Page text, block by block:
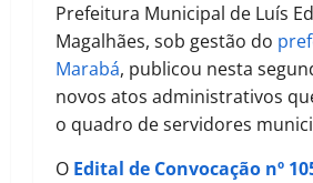
Prefeitura Municipal de Luís
Magalhães, sob gestão do
Marabá, publicou nesta
novos atos administrativos
o quadro de servidores
O Edital de Convocação nº